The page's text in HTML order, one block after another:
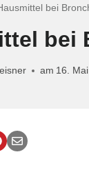
bei
bei
am 16.